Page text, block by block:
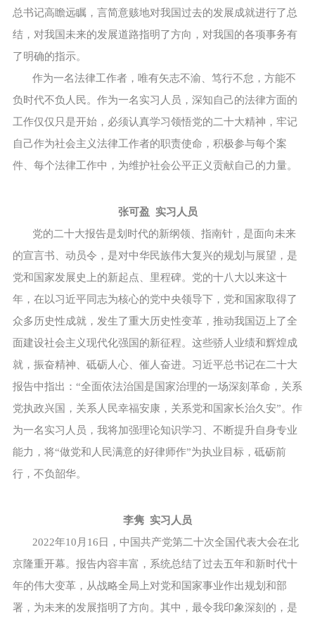
总书记高瞻远瞩，言简意赅地对我国过去的发展成就进行了总
结，对我国未来的发展道路指明了方向，对我国的各项事务有
了明确的指示。
作为一名法律工作者，唯有矢志不渝、笃行不怠，方能不
负时代不负人民。作为一名实习人员，深知自己的法律方面的
工作仅仅只是开始，必须认真学习领悟党的二十大精神，牢记
自己作为社会主义法律工作者的职责使命，积极参与每个案
件、每个法律工作中，为维护社会公平正义贡献自己的力量。
张可盈 实习人员
党的二十大报告是划时代的新纲领、指南针，是面向未来
的宣言书、动员令，是对中华民族伟大复兴的规划与展望，是
党和国家发展史上的新起点、里程碑。党的十八大以来这十
年，在以习近平同志为核心的党中央领导下，党和国家取得了
众多历史性成就，发生了重大历史性变革，推动我国迈上了全
面建设社会主义现代化强国的新征程。这些骄人业绩和辉煌成
就，振奋精神、砥砺人心、催人奋进。习近平总书记在二十大
报告中指出：“全面依法治国是国家治理的一场深刻革命，关系
党执政兴国，关系人民幸福安康，关系党和国家长治久安”。作
为一名实习人员，我将加强理论知识学习、不断提升自身专业
能力，将“做党和人民满意的好律师作”为执业目标，砥砺前
行，不负韶华。
李隽 实习人员
2022年10月16日，中国共产党第二十次全国代表大会在北
京隆重开幕。报告内容丰富，系统总结了过去五年和新时代十
年的伟大变革，从战略全局上对党和国家事业作出规划和部
署，为未来的发展指明了方向。其中，最令我印象深刻的，是